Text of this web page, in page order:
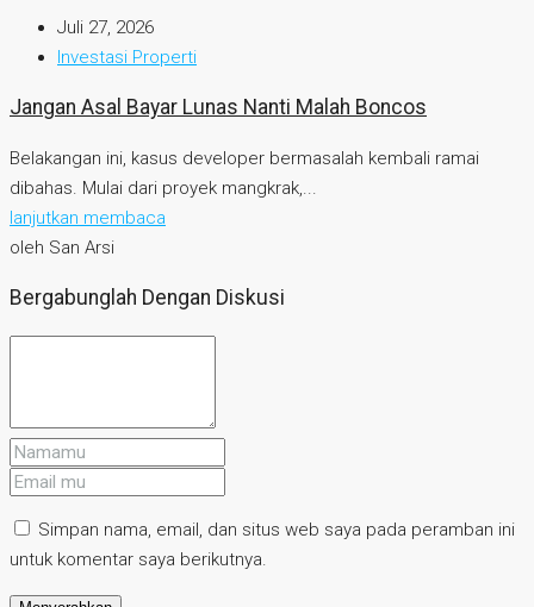
Juli 27, 2026
Investasi Properti
Jangan Asal Bayar Lunas Nanti Malah Boncos
Belakangan ini, kasus developer bermasalah kembali ramai
dibahas. Mulai dari proyek mangkrak,...
lanjutkan membaca
oleh San Arsi
Bergabunglah Dengan Diskusi
Simpan nama, email, dan situs web saya pada peramban ini
untuk komentar saya berikutnya.